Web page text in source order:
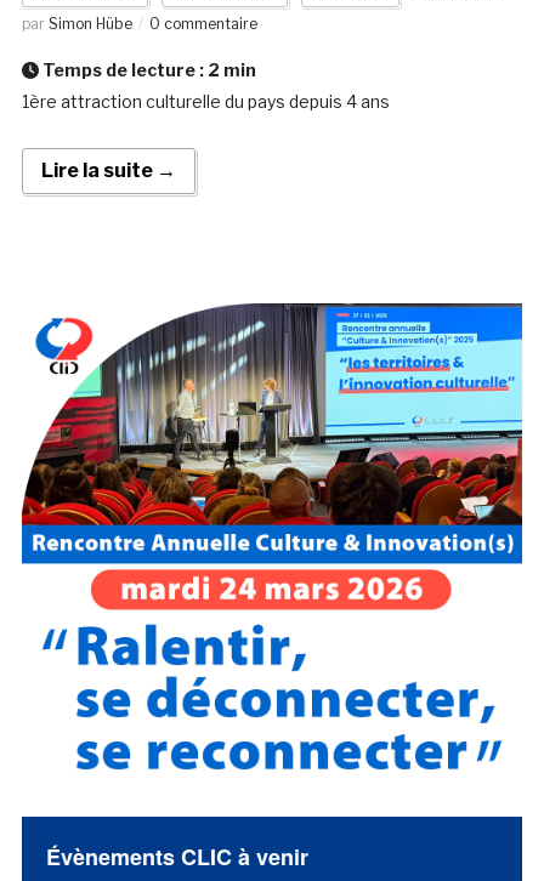
par Simon Hübe 0 commentaire
Temps de lecture : 2 min
1ère attraction culturelle du pays depuis 4 ans
Lire la suite →
Évènements CLIC à venir